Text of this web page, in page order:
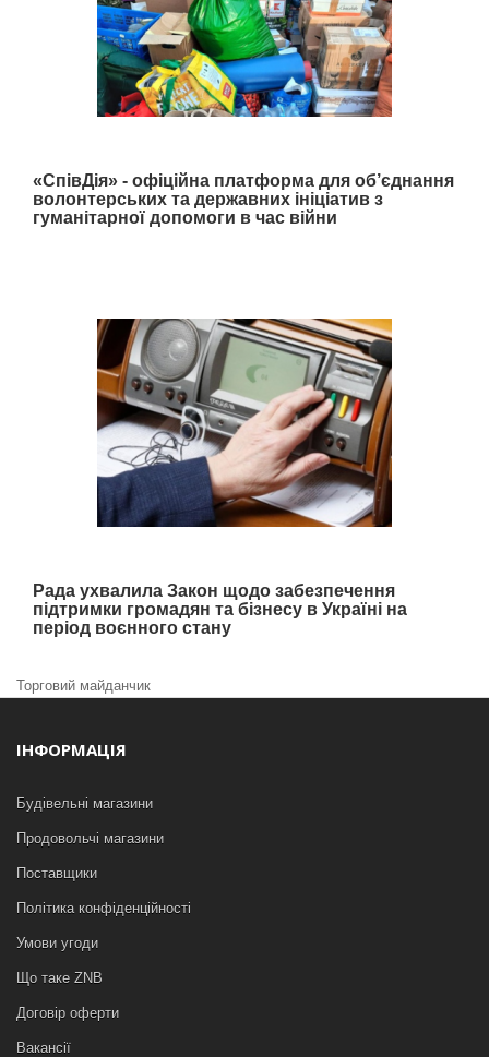
«СпівДія» - офіційна платформа для об’єднання
волонтерських та державних ініціатив з
гуманітарної допомоги в час війни
Рада ухвалила Закон щодо забезпечення
підтримки громадян та бізнесу в Україні на
період воєнного стану
Торговий майданчик
ІНФОРМАЦІЯ
Будівельні магазини
Продовольчі магазини
Поставщики
Політика конфіденційності
Умови угоди
Що таке ZNB
Договір оферти
Вакансії